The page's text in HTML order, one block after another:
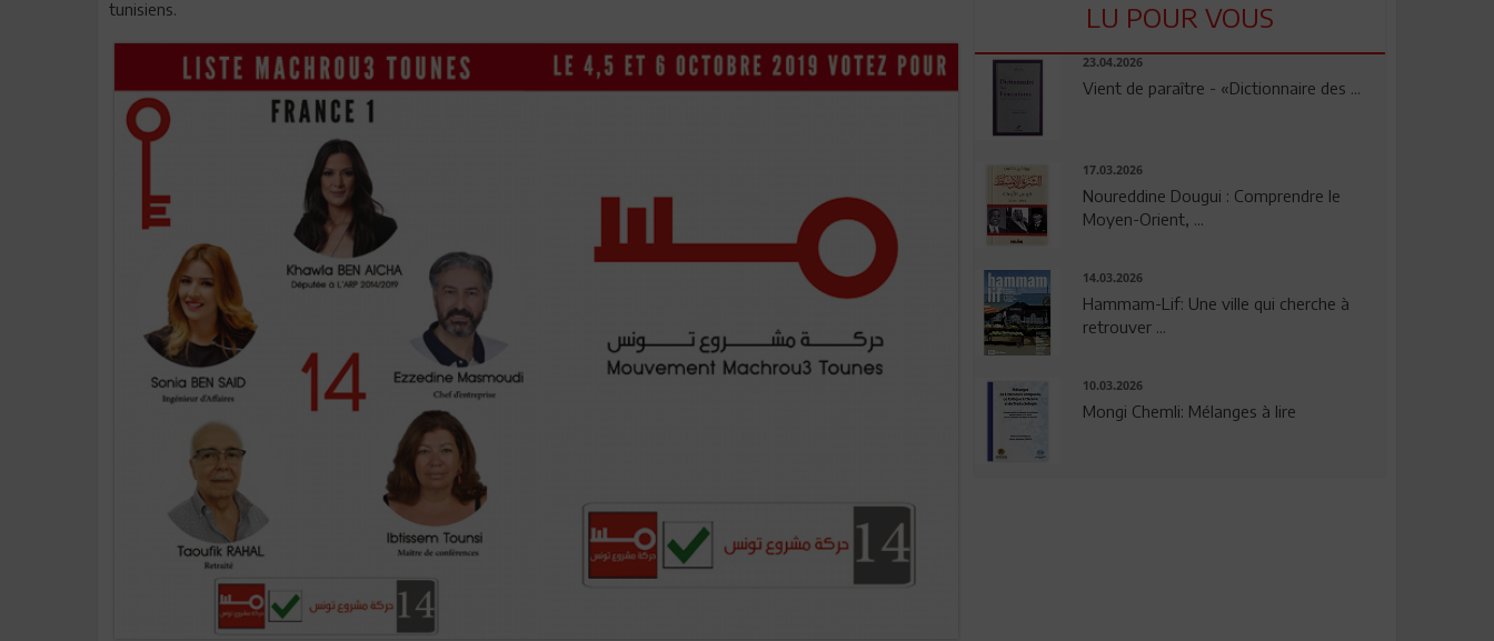
tunisiens.
LU POUR VOUS
23.04.2026
Vient de paraître - «Dictionnaire des ...
17.03.2026
Noureddine Dougui : Comprendre le
Moyen-Orient, ...
14.03.2026
Hammam-Lif: Une ville qui cherche à
retrouver ...
10.03.2026
Mongi Chemli: Mélanges à lire